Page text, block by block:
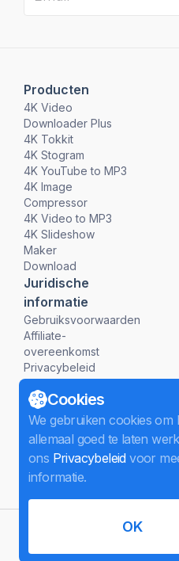
Producten
4K Video
Downloader Plus
4K Tokkit
4K Stogram
4K YouTube to MP3
4K Image
Compressor
4K Video to MP3
4K Slideshow
Maker
Download
Juridische
informatie
Gebruiksvoorwaarden
Affiliate-
overeenkomst
Privacybeleid
Terugbetalingsbeleid
©2026InterPromo GMBH.
Cookies
We gebruiken cookies om
allemaal goed te laten
ons Privacybeleidvoor
informatie.
OK